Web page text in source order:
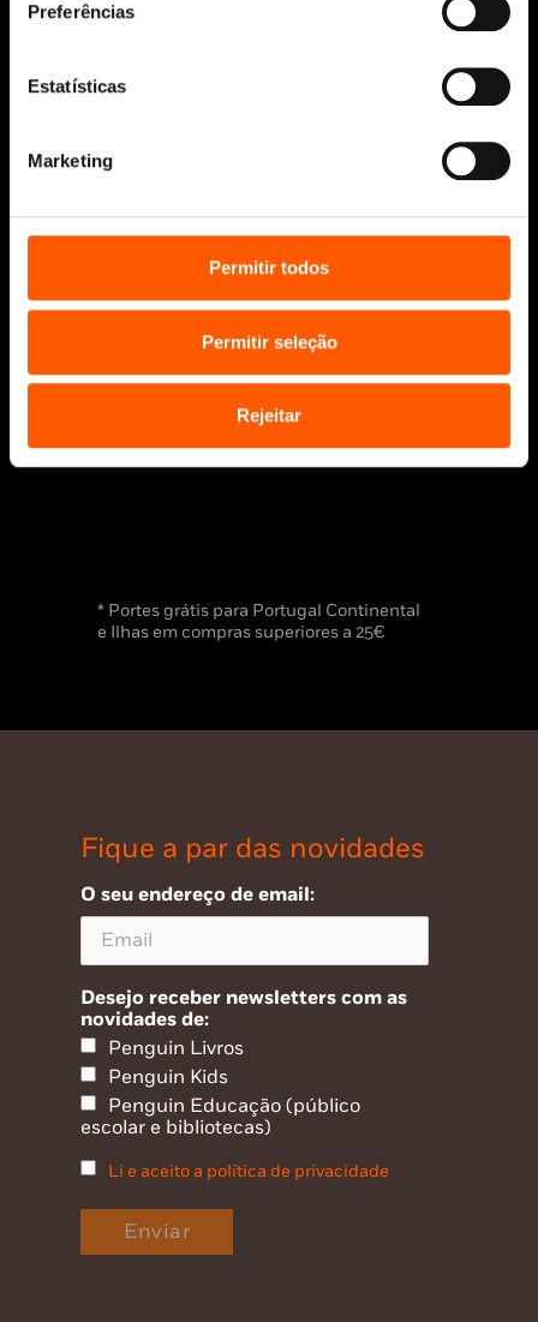
Preferências
Estatísticas
Marketing
Permitir todos
Permitir seleção
Rejeitar
© 2026 Penguin Random House Grupo Editorial
Manuscritos
Bolsas Literárias
Penguin Educação (Escolas e
Bibliotecas)
* Portes grátis para Portugal Continental
e Ilhas em compras superiores a 25€
Fique a par das novidades
O seu endereço de email:
Desejo receber newsletters com as
novidades de:
Penguin Livros
Penguin Kids
Penguin Educação (público
escolar e bibliotecas)
Li e aceito a política de privacidade